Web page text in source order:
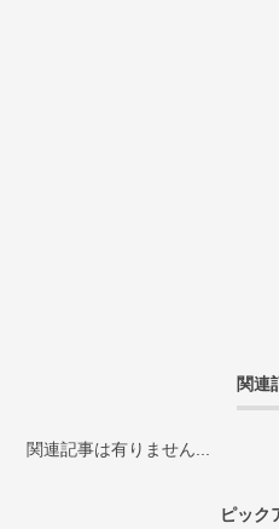
関連
関連記事は有りません...
ピック